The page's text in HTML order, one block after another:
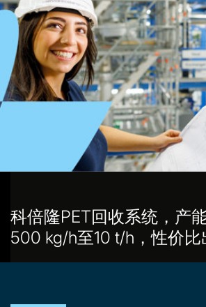
科倍隆PET回收系统，产
500 kg/h至10 t/h，性价比